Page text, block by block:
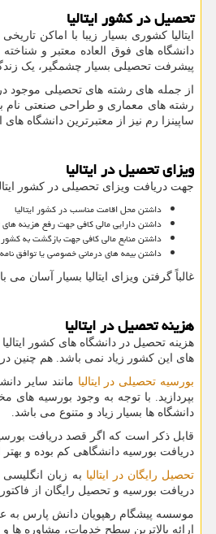
تحصیل در کشور ایتالیا
ایتالیا کشوری بسیار زیبا با اماکن
دانشگاه های فوق العاده معتبر و
پیشرفت تحصیلی بسیار چشمگیر، یک
از جمله های رشته های تحصیلی موجود
رشته های معماری و طراحی صنعتی نام
ساپینزا رم نیز از معتبرترین دانشگاه
ویزای تحصیل در ایتالیا
جهت دریافت ویزای تحصیلی در کشور
داشتن محل اقامت مناسب در کشور ایتالیا
داشتن دارایی مالی کافی جهت رفع هزینه
داشتن منابع مالی کافی جهت بازگشت به
داشتن بیمه های درمانی خصوصی یا توافق
غالباً گرفتن ویزای ایتالیا بسیار
هزینه تحصیل در ایتالیا
هزینه تحصیل در دانشگاه های کشور
های این کشور زیاد نمی باشد. هم چنین
بورسیه تحصیلی در ایتالیا مانند سایر
بپردازید. با توجه به وجود بورسیه
دانشگاه ها بسیار زیاد و متنوع می باشد.
قابل ذکر است که اگر قصد دریافت
دریافت بورسیه دانشگاهی کم بوده و
تحصیل رایگان در ایتالیا به زبان
دریافت بورسیه و تحصیل رایگان از
موسسه پیشگام رهپویان دانش پارس به
ارائه بالاترین سطح خدمات، مشاوره